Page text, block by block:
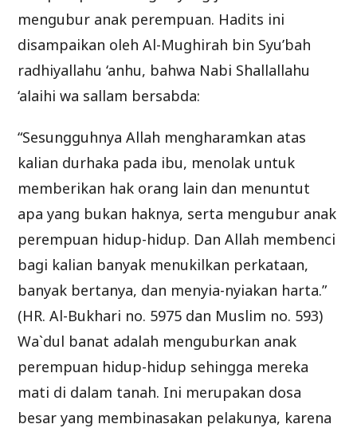
mengubur anak perempuan. Hadits ini
disampaikan oleh Al-Mughirah bin Syu’bah
radhiyallahu ‘anhu, bahwa Nabi Shallallahu
‘alaihi wa sallam bersabda:
“Sesungguhnya Allah mengharamkan atas
kalian durhaka pada ibu, menolak untuk
memberikan hak orang lain dan menuntut
apa yang bukan haknya, serta mengubur anak
perempuan hidup-hidup. Dan Allah membenci
bagi kalian banyak menukilkan perkataan,
banyak bertanya, dan menyia-nyiakan harta.”
(HR. Al-Bukhari no. 5975 dan Muslim no. 593)
Wa`dul banat adalah menguburkan anak
perempuan hidup-hidup sehingga mereka
mati di dalam tanah. Ini merupakan dosa
besar yang membinasakan pelakunya, karena